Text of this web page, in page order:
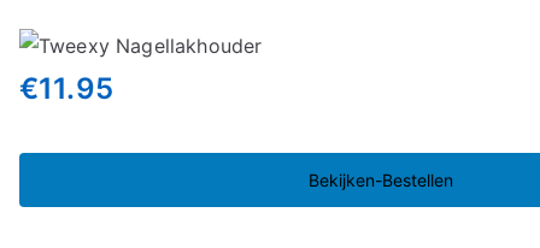
€11.95
Bekijken-Bestellen